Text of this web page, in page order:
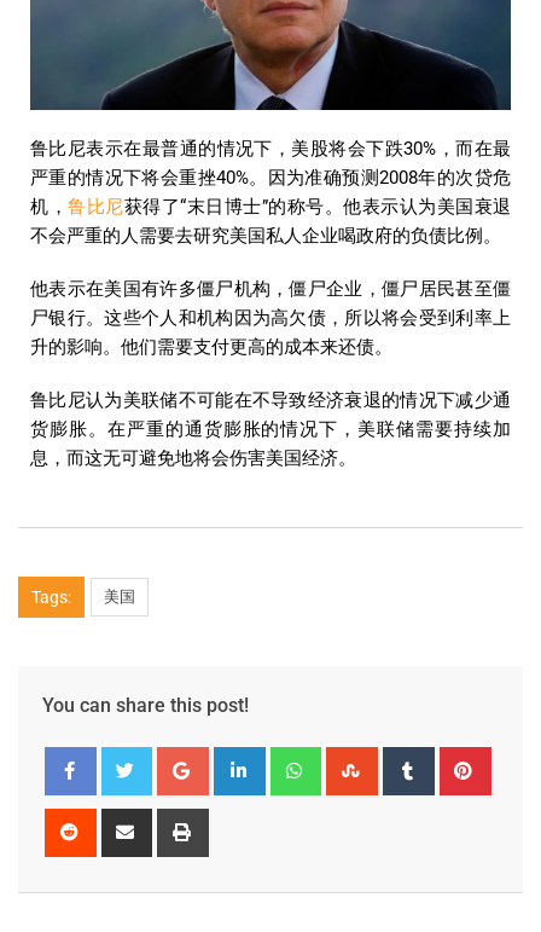
鲁比尼表示在最普通的情况下，美股将会下跌30%，而在最
严重的情况下将会重挫40%。因为准确预测2008年的次贷危
机， 鲁比尼获得了“末日博士”的称号。他表示认为美国衰退
不会严重的人需要去研究美国私人企业喝政府的负债比例。
他表示在美国有许多僵尸机构，僵尸企业，僵尸居民甚至僵
尸银行。这些个人和机构因为高欠债，所以将会受到利率上
升的影响。他们需要支付更高的成本来还债。
鲁比尼认为美联储不可能在不导致经济衰退的情况下减少通
货膨胀。在严重的通货膨胀的情况下，美联储需要持续加
息，而这无可避免地将会伤害美国经济。
Tags: 美国
You can share this post!